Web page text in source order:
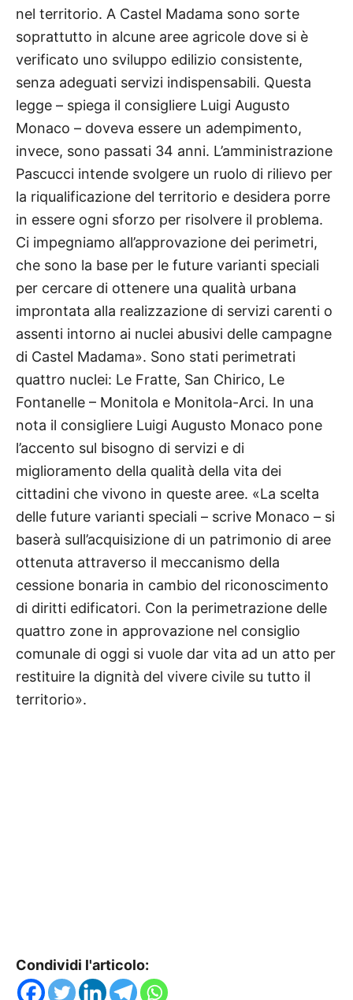
nel territorio. A Castel Madama sono sorte
soprattutto in alcune aree agricole dove si è
verificato uno sviluppo edilizio consistente,
senza adeguati servizi indispensabili. Questa
legge – spiega il consigliere Luigi Augusto
Monaco – doveva essere un adempimento,
invece, sono passati 34 anni. L’amministrazione
Pascucci intende svolgere un ruolo di rilievo per
la riqualificazione del territorio e desidera porre
in essere ogni sforzo per risolvere il problema.
Ci impegniamo all’approvazione dei perimetri,
che sono la base per le future varianti speciali
per cercare di ottenere una qualità urbana
improntata alla realizzazione di servizi carenti o
assenti intorno ai nuclei abusivi delle campagne
di Castel Madama». Sono stati perimetrati
quattro nuclei: Le Fratte, San Chirico, Le
Fontanelle – Monitola e Monitola-Arci. In una
nota il consigliere Luigi Augusto Monaco pone
l’accento sul bisogno di servizi e di
miglioramento della qualità della vita dei
cittadini che vivono in queste aree. «La scelta
delle future varianti speciali – scrive Monaco – si
baserà sull’acquisizione di un patrimonio di aree
ottenuta attraverso il meccanismo della
cessione bonaria in cambio del riconoscimento
di diritti edificatori. Con la perimetrazione delle
quattro zone in approvazione nel consiglio
comunale di oggi si vuole dar vita ad un atto per
restituire la dignità del vivere civile su tutto il
territorio».
Condividi l'articolo: